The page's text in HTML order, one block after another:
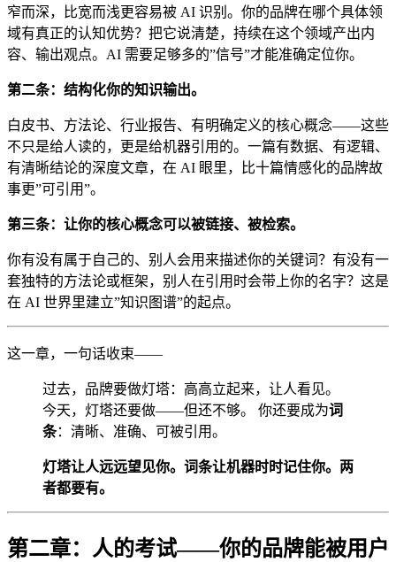
窄而深，比宽而浅更容易被 AI 识别。你的品牌在哪个具体领
域有真正的认知优势？把它说清楚，持续在这个领域产出内
容、输出观点。AI 需要足够多的”信号”才能准确定位你。
第二条：结构化你的知识输出。
白皮书、方法论、行业报告、有明确定义的核心概念——这些
不只是给人读的，更是给机器引用的。一篇有数据、有逻辑、
有清晰结论的深度文章，在 AI 眼里，比十篇情感化的品牌故
事更”可引用”。
第三条：让你的核心概念可以被链接、被检索。
你有没有属于自己的、别人会用来描述你的关键词？有没有一
套独特的方法论或框架，别人在引用时会带上你的名字？这是
在 AI 世界里建立”知识图谱”的起点。
这一章，一句话收束——
过去，品牌要做灯塔：高高立起来，让人看见。
今天，灯塔还要做——但还不够。 你还要成为词
条：清晰、准确、可被引用。
灯塔让人远远望见你。词条让机器时时记住你。两
者都要有。
第二章：人的考试——你的品牌能被用户